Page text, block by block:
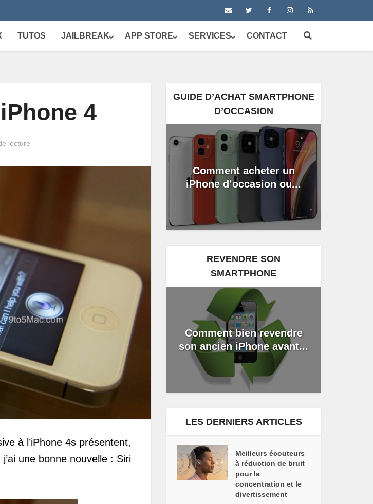
TUTOS JAILBREAK APP STORE SERVICES CONTACT
4
lecture
à l’iPhone 4s présentent,
j’ai une bonne nouvelle : Siri
GUIDE D’ACHAT SMARTPHONE
D’OCCASION
Comment acheter un
iPhone d’occasion ou...
REVENDRE SON
SMARTPHONE
Comment bien revendre
son ancien iPhone avant...
LES DERNIERS ARTICLES
Meilleurs écouteurs
à réduction de bruit
pour la
concentration et le
divertissement